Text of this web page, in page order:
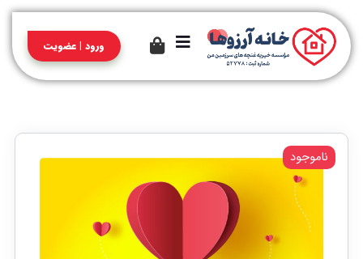
ورود | عضویت
ناموجود